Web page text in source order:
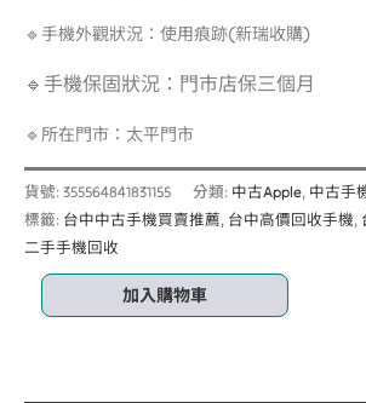
🔹手機外觀狀況：使用痕跡(新瑞收購)
🔹手機保固狀況：門市店保三個月
🔹所在門市：太平門市
貨號: 355564841831155 分類: 中古Apple, 中古手
標籤: 台中中古手機買賣推薦, 台中高價回收手機,
二手手機回收
加入購物車